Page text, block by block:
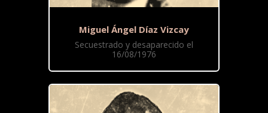
Miguel Ángel Díaz Vizcay
Secuestrado y desaparecido el
16/08/1976